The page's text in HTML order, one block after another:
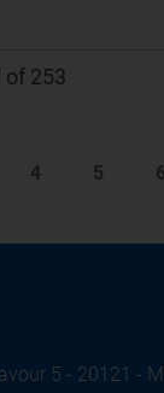
of 253
4 5 6
5 - 20121 -